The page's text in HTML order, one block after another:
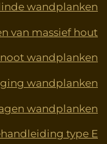
wandplanken
van massief hout
wandplanken
wandplanken
wandplanken
type E